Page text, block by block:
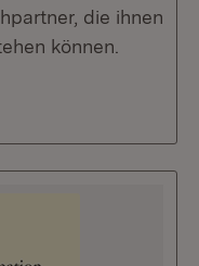
die ihnen
können.